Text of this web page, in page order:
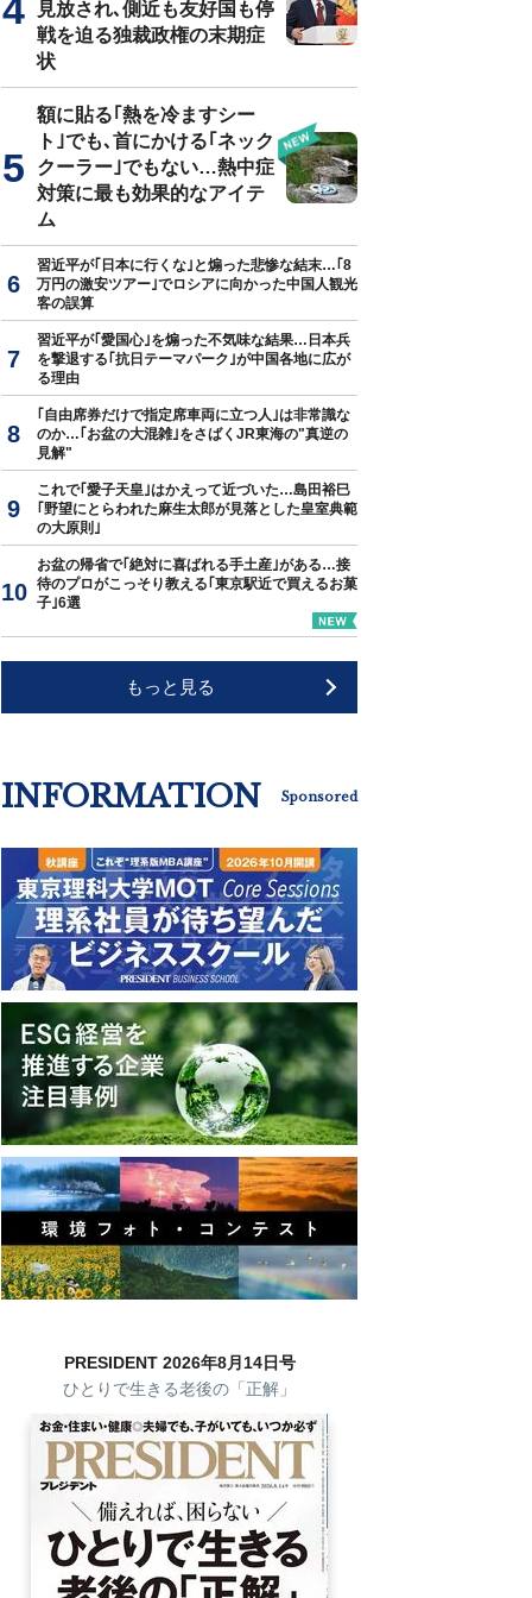
見放され､側近も友好国も停
戦を迫る独裁政権の末期症
状
額に貼る｢熱を冷ますシー
ト｣でも､首にかける｢ネック
クーラー｣でもない…熱中症
対策に最も効果的なアイテ
ム
習近平が｢日本に行くな｣と煽った悲惨な結末…｢8
万円の激安ツアー｣でロシアに向かった中国人観光
客の誤算
習近平が｢愛国心｣を煽った不気味な結果…日本兵
を撃退する｢抗日テーマパーク｣が中国各地に広が
る理由
｢自由席券だけで指定席車両に立つ人｣は非常識な
のか…｢お盆の大混雑｣をさばくJR東海の"真逆の
見解"
これで｢愛子天皇｣はかえって近づいた…島田裕巳
｢野望にとらわれた麻生太郎が見落とした皇室典範
の大原則｣
お盆の帰省で｢絶対に喜ばれる手土産｣がある…接
待のプロがこっそり教える｢東京駅近で買えるお菓
子｣6選
もっと見る
INFORMATION Sponsored
PRESIDENT 2026年8月14日号
ひとりで生きる老後の「正解」